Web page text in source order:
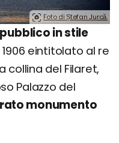
Foto di Ștefan Jurcă.
in stile
eintitolato al re
collina del Filaret,
Palazzo del
monumento